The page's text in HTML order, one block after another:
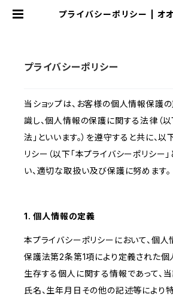
プライバシーポリシー | オ
プライバシーポリシー
当ショップは、お客様の個人情報保護
識し、個人情報の保護に関する法律（
法」といいます。）を遵守すると共に、
リシー（以下「本プライバシーポリシー」
い、適切な取扱い及び保護に努めます。
1. 個人情報の定義
本プライバシーポリシーにおいて、個人
保護法第2条第1項により定義された個
生存する個人に関する情報であって、
氏名、生年月日その他の記述等により